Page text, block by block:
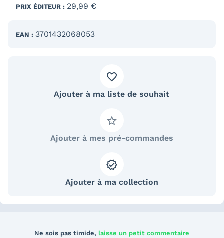
PRIX ÉDITEUR : 29,99 €
EAN : 3701432068053
Ajouter à ma liste de souhait
Ajouter à mes pré-commandes
Ajouter à ma collection
Ne sois pas timide, laisse un petit commentaire